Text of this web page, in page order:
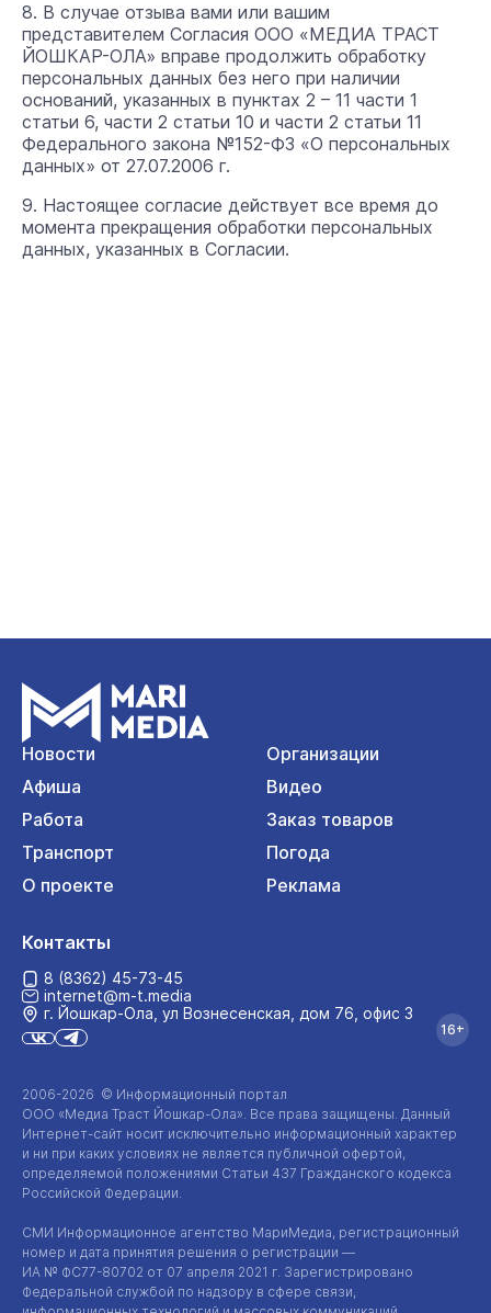
8. В случае отзыва вами или вашим
представителем Согласия ООО «МЕДИА ТРАСТ
ЙОШКАР-ОЛА» вправе продолжить обработку
персональных данных без него при наличии
оснований, указанных в пунктах 2 – 11 части 1
статьи 6, части 2 статьи 10 и части 2 статьи 11
Федерального закона №152-ФЗ «О персональных
данных» от 27.07.2006 г.
9. Настоящее согласие действует все время до
момента прекращения обработки персональных
данных, указанных в Согласии.
Новости
Организации
Афиша
Видео
Работа
Заказ товаров
Транспорт
Погода
О проекте
Реклама
2006-2026 © Информационный портал
ООО «Медиа Траст Йошкар-Ола». Все права защищены. Данный
Интернет-сайт носит исключительно информационный характер
и ни при каких условиях не является публичной офертой,
определяемой положениями Статьи 437 Гражданского кодекса
Российской Федерации.
СМИ Информационное агентство МариМедиа, регистрационный
номер и дата принятия решения о регистрации —
ИА № ФС77-80702 от 07 апреля 2021 г. Зарегистрировано
Федеральной службой по надзору в сфере связи,
Контакты
8 (8362) 45-73-45
internet@m-t.media
г. Йошкар‑Ола, ул Вознесенская, дом 76, офис 3
16+